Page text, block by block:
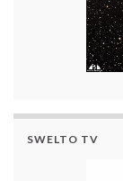
SWELTO TV